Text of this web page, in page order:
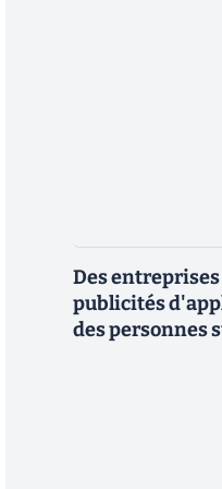
Des
publicités
des personnes